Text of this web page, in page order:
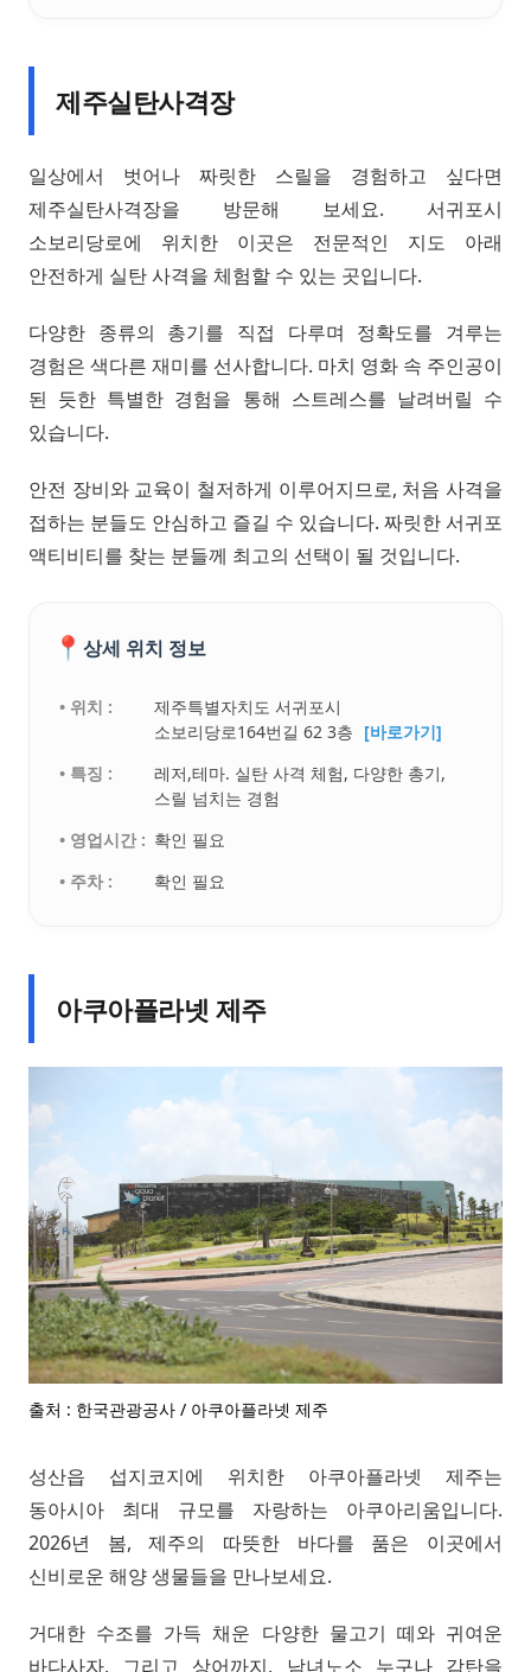
제주실탄사격장
일상에서 벗어나 짜릿한 스릴을 경험하고 싶다면
제주실탄사격장을 방문해 보세요. 서귀포시
소보리당로에 위치한 이곳은 전문적인 지도 아래
안전하게 실탄 사격을 체험할 수 있는 곳입니다.
다양한 종류의 총기를 직접 다루며 정확도를 겨루는
경험은 색다른 재미를 선사합니다. 마치 영화 속 주인공이
된 듯한 특별한 경험을 통해 스트레스를 날려버릴 수
있습니다.
안전 장비와 교육이 철저하게 이루어지므로, 처음 사격을
접하는 분들도 안심하고 즐길 수 있습니다. 짜릿한 서귀포
액티비티를 찾는 분들께 최고의 선택이 될 것입니다.
📍 상세 위치 정보
• 위치 :
제주특별자치도 서귀포시
소보리당로164번길 62 3층 [바로가기]
• 특징 :
레저,테마. 실탄 사격 체험, 다양한 총기,
스릴 넘치는 경험
• 영업시간 : 확인 필요
• 주차 :
확인 필요
아쿠아플라넷 제주
출처 : 한국관광공사 / 아쿠아플라넷 제주
성산읍 섭지코지에 위치한 아쿠아플라넷 제주는
동아시아 최대 규모를 자랑하는 아쿠아리움입니다.
2026년 봄, 제주의 따뜻한 바다를 품은 이곳에서
신비로운 해양 생물들을 만나보세요.
거대한 수조를 가득 채운 다양한 물고기 떼와 귀여운
바다사자, 그리고 상어까지, 남녀노소 누구나 감탄을